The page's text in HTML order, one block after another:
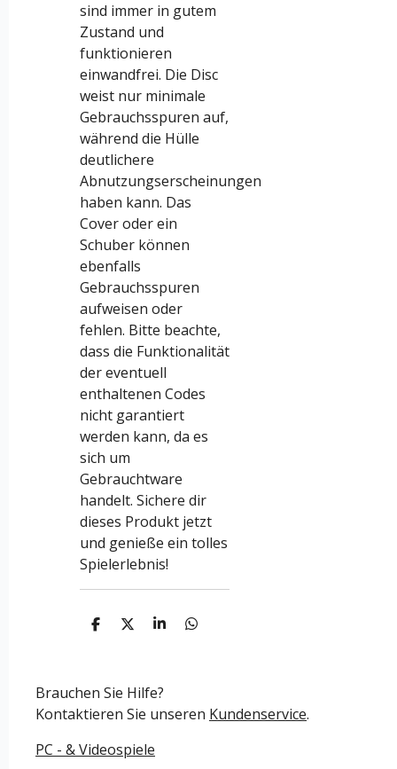
sind immer in gutem
Zustand und
funktionieren
einwandfrei. Die Disc
weist nur minimale
Gebrauchsspuren auf,
während die Hülle
deutlichere
Abnutzungserscheinungen
haben kann. Das
Cover oder ein
Schuber können
ebenfalls
Gebrauchsspuren
aufweisen oder
fehlen. Bitte beachte,
dass die Funktionalität
der eventuell
enthaltenen Codes
nicht garantiert
werden kann, da es
sich um
Gebrauchtware
handelt. Sichere dir
dieses Produkt jetzt
und genieße ein tolles
Spielerlebnis!
T
n
T
e
n
T
e
n
T
Brauchen Sie Hilfe?
Kontaktieren Sie unseren Kundenservice.
PC - & Videospiele